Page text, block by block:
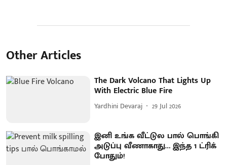
Other Articles
The Dark Volcano That Lights Up
With Electric Blue Fire
Yardhini Devaraj 29 Jul 2026
இனி உங்க வீட்டுல பால் பொங்கி
அடுப்பு வீணாகாது… இந்த 1 ட்ரிக்
போதும்!